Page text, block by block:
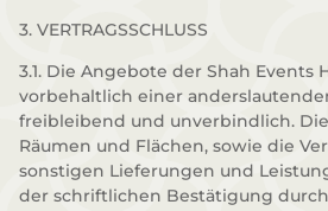
3. VERTRAGSSCHLUSS
3.1. Die Angebote der Shah Events
vorbehaltlich einer
freibleibend und unverbindlich.
Räumen und Flächen, sowie die
sonstigen Lieferungen und
der schriftlichen Bestätigung